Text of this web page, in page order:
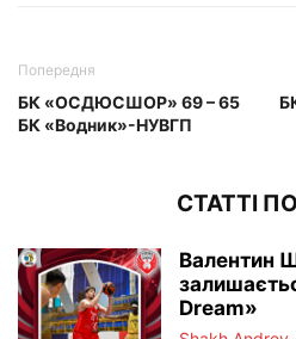
Попередня
БК «ОСДЮСШОР» 69 – 65
БК «Водник»-НУВГП
СТАТТІ
Валентин
Dream»